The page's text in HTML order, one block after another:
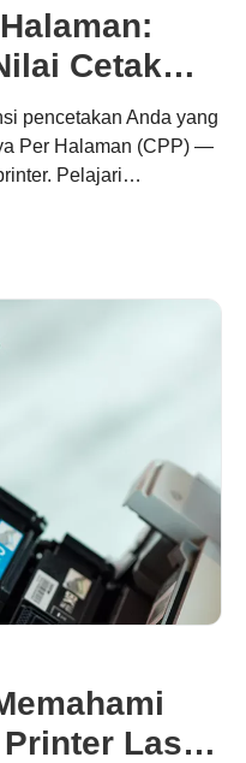
Cetak
pencetakan Anda yang
Per Halaman (CPP) —
Pelajari
banyak dengan biaya
Laser